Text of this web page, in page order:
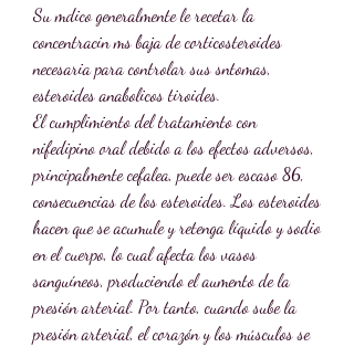
Su mdico generalmente le recetar la
concentracin ms baja de corticosteroides
necesaria para controlar sus sntomas,
esteroides anabolicos tiroides.
El cumplimiento del tratamiento con
nifedipino oral debido a los efectos adversos,
principalmente cefalea, puede ser escaso 86,
consecuencias de los esteroides. Los esteroides
hacen que se acumule y retenga líquido y sodio
en el cuerpo, lo cual afecta los vasos
sanguíneos, produciendo el aumento de la
presión arterial. Por tanto, cuando sube la
presión arterial, el corazón y los músculos se